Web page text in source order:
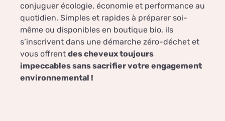
conjuguer écologie, économie et performance au
quotidien. Simples et rapides à préparer soi-
même ou disponibles en boutique bio, ils
s’inscrivent dans une démarche zéro-déchet et
vous offrent des cheveux toujours
impeccables sans sacrifier votre engagement
environnemental !